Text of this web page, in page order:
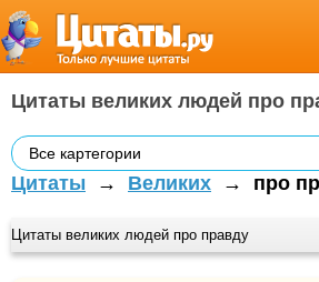
Цитаты великих людей про
Все картегории
Цитаты → Великих → про
Цитаты великих людей про правду